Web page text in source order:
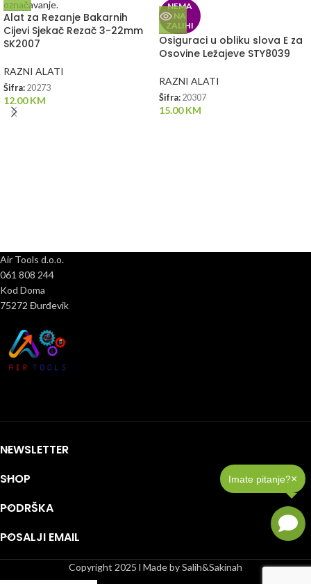
Alat za Rezanje Bakarnih
Cijevi Sjekač Rezač 3-22mm
SK2007
RAZNI ALATI
Šifra: 20273
12.00KM
NEMA
NA
ZALIHI
Osiguraci u obliku slova E za
Osovine Ležajeve STY8039
RAZNI ALATI
Šifra: 20307
15.00KM
Air Tools d.o.o.
061 808 244
Kod Doma
75272 Đurđevik
NEWSLETTER
SHOP
PODRŠKA
POSALJI EMAIL
Copyright 2025 l Made by Salih&Sakinah
Imate pitanje?×